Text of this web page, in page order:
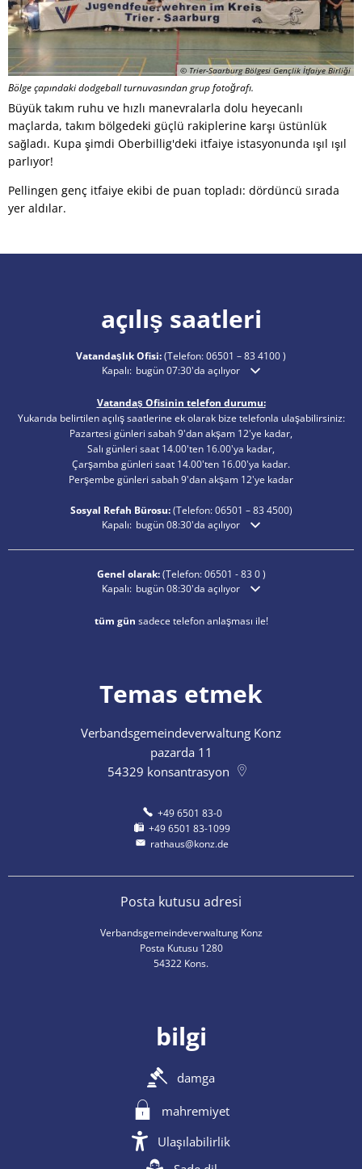
© Trier-Saarburg Bölgesi Gençlik İtfaiye Birliği
Bölge çapındaki dodgeball turnuvasından grup fotoğrafı.
Büyük takım ruhu ve hızlı manevralarla dolu heyecanlı
maçlarda, takım bölgedeki güçlü rakiplerine karşı üstünlük
sağladı. Kupa şimdi Oberbillig'deki itfaiye istasyonunda ışıl ışıl
parlıyor!
Pellingen genç itfaiye ekibi de puan topladı: dördüncü sırada
yer aldılar.
açılış saatleri
Vatandaşlık Ofisi:(Telefon:06501 – 83 4100)
Ek açılış veya kapanış saatlerini gizlemek için tıklayın
Kapalı: bugün 07:30'da açılıyor
Vatandaş Ofisinin telefon durumu:
Yukarıda belirtilen açılış saatlerine ek olarak bize telefonla ulaşabilirsiniz:
Pazartesi günleri sabah 9'dan akşam 12'ye kadar,
Salı günleri saat 14.00'ten 16.00'ya kadar,
Çarşamba günleri saat 14.00'ten 16.00'ya kadar.
Perşembe günleri sabah 9'dan akşam 12'ye kadar
Sosyal Refah Bürosu:(Telefon:06501 – 834500)
Ek açılış veya kapanış saatlerini gizlemek için tıklayın
Kapalı: bugün 08:30'da açılıyor
Genel olarak:(Telefon:06501 - 83 0)
Ek açılış veya kapanış saatlerini gizlemek için tıklayın
Kapalı: bugün 08:30'da açılıyor
tüm gün sadece telefon anlaşması ile!
Temas etmek
Verbandsgemeindeverwaltung Konz
pazarda 11
54329 konsantrasyon
+49 6501 83-0
+49 6501 83-1099
rathaus@konz.de
Posta kutusu adresi
Verbandsgemeindeverwaltung Konz
Posta Kutusu 1280
54322 Kons.
bilgi
damga
mahremiyet
Ulaşılabilirlik